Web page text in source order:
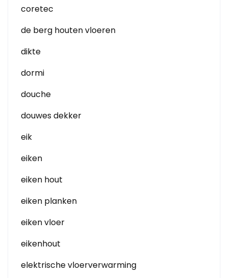
coretec
de berg houten vloeren
dikte
dormi
douche
douwes dekker
eik
eiken
eiken hout
eiken planken
eiken vloer
eikenhout
elektrische vloerverwarming